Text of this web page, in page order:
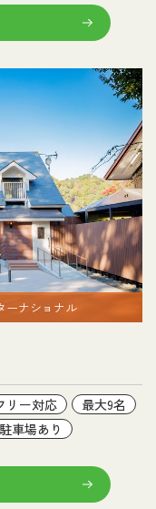
ーナショナル
リー対応
最大9名
駐車場あり